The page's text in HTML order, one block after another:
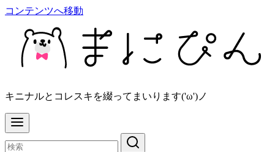
コンテンツへ移動
キニナルとコレスキを綴ってまいります('ω')ノ